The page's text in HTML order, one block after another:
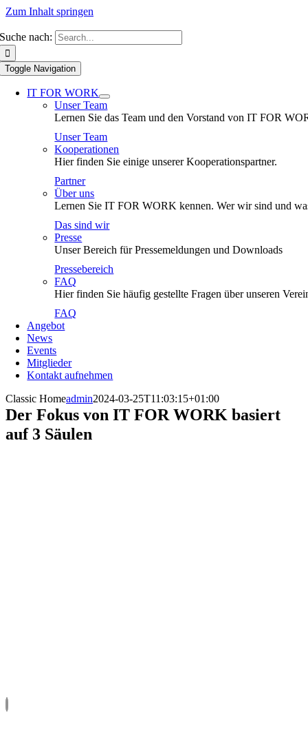
Zum Inhalt springen
Suche nach:
Toggle Navigation
IT FOR WORK
Unser Team
Lernen Sie das Team und den Vorstand von IT FOR
Unser Team
Kooperationen
Hier finden Sie einige unserer Kooperationspartner.
Partner
Über uns
Lernen Sie IT FOR WORK kennen. Wer wir sind und
Das sind wir
Presse
Unser Bereich für Pressemeldungen und Downloads
Pressebereich
FAQ
Hier finden Sie häufig gestellte Fragen über unseren
FAQ
Angebot
News
Events
Mitglieder
Kontakt aufnehmen
Classic Homeadmin2024-03-25T11:03:15+01:00
Der Fokus von IT FOR WORK basiert
auf 3 Säulen